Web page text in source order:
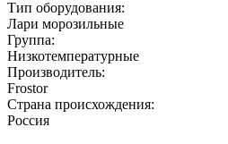
Тип оборудования:
Лари морозильные
Группа:
Низкотемпературные
Производитель:
Frostor
Страна происхождения:
Россия